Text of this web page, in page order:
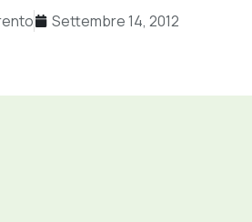
Settembre 14, 2012